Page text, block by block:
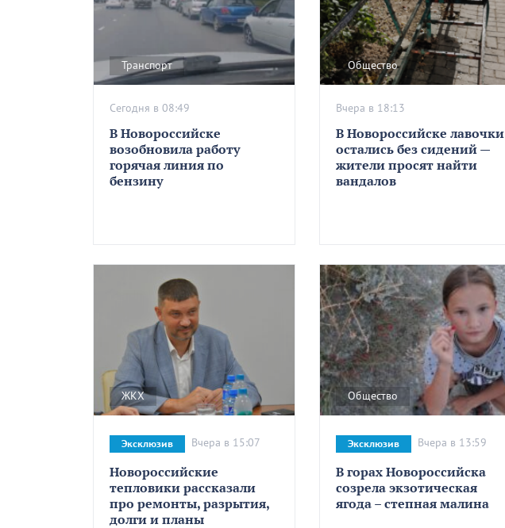
Транспорт
В Новороссийске
возобновила работу
горячая линия по
бензину
Сегодня в 08:49
Общество
В Новороссийске лавочки
остались без сидений —
жители просят найти
вандалов
Вчера в 18:13
ЖКХ
Новороссийские
тепловики рассказали
про ремонты, разрытия,
долги и планы
Эксклюзив Вчера в 15:07
Общество
В горах Новороссийска
созрела экзотическая
ягода – степная малина
Эксклюзив Вчера в 13:59